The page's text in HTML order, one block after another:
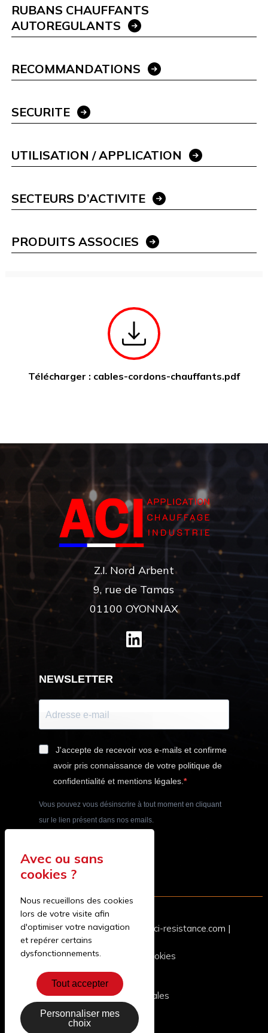
RUBANS CHAUFFANTS
AUTOREGULANTS
RECOMMANDATIONS
SECURITE
UTILISATION / APPLICATION
SECTEURS D’ACTIVITE
PRODUITS ASSOCIES
Télécharger : cables-cordons-chauffants.pdf
Z.I. Nord Arbent
9, rue de Tamas
01100 OYONNAX
NEWSLETTER
J'accepte de recevoir vos e-mails et confirme
avoir pris connaissance de votre politique de
confidentialité et mentions légales.
Vous pouvez vous désinscrire à tout moment en cliquant
sur le lien présent dans nos emails.
04 74 77 88 96|contact@aci-resistance.com |
Gestion des cookies
Mentions légales
Nous recueillons des cookies
lors de votre visite afin
d'optimiser votre navigation
et repérer certains
dysfonctionnements.
Tout accepter
Personnaliser mes
choix